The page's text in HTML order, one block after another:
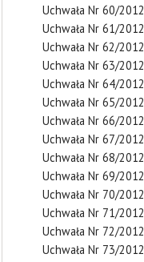
Uchwała Nr 60/2012
Uchwała Nr 61/2012
Uchwała Nr 62/2012
Uchwała Nr 63/2012
Uchwała Nr 64/2012
Uchwała Nr 65/2012
Uchwała Nr 66/2012
Uchwała Nr 67/2012
Uchwała Nr 68/2012
Uchwała Nr 69/2012
Uchwała Nr 70/2012
Uchwała Nr 71/2012
Uchwała Nr 72/2012
Uchwała Nr 73/2012